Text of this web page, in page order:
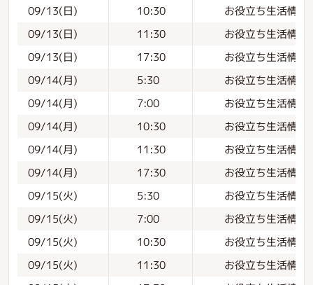
09/13(日) 10:30 お役立ち生活情報
09/13(日) 11:30 お役立ち生活情報
09/13(日) 17:30 お役立ち生活情報
09/14(月) 5:30 お役立ち生活情報
09/14(月) 7:00 お役立ち生活情報
09/14(月) 10:30 お役立ち生活情報
09/14(月) 11:30 お役立ち生活情報
09/14(月) 17:30 お役立ち生活情報
09/15(火) 5:30 お役立ち生活情報
09/15(火) 7:00 お役立ち生活情報
09/15(火) 10:30 お役立ち生活情報
09/15(火) 11:30 お役立ち生活情報